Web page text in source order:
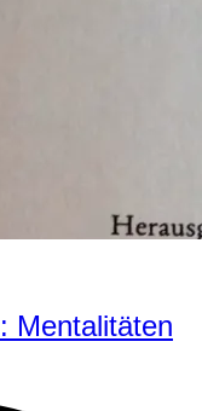
Mentalitäten